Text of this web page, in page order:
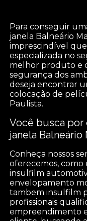
Para conseguir
janela Balneário
imprescindível
especializada no
melhor produto e
segurança dos
deseja encontrar
colocação de
Paulista.
Você busca
janela Balneário
Conheça nossos
oferecemos,
insulfilm
envelopamento
tambem insulfilm
profissionais
empreendimento